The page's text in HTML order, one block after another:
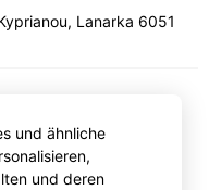
, Lanarka 6051
und ähnliche
und deren